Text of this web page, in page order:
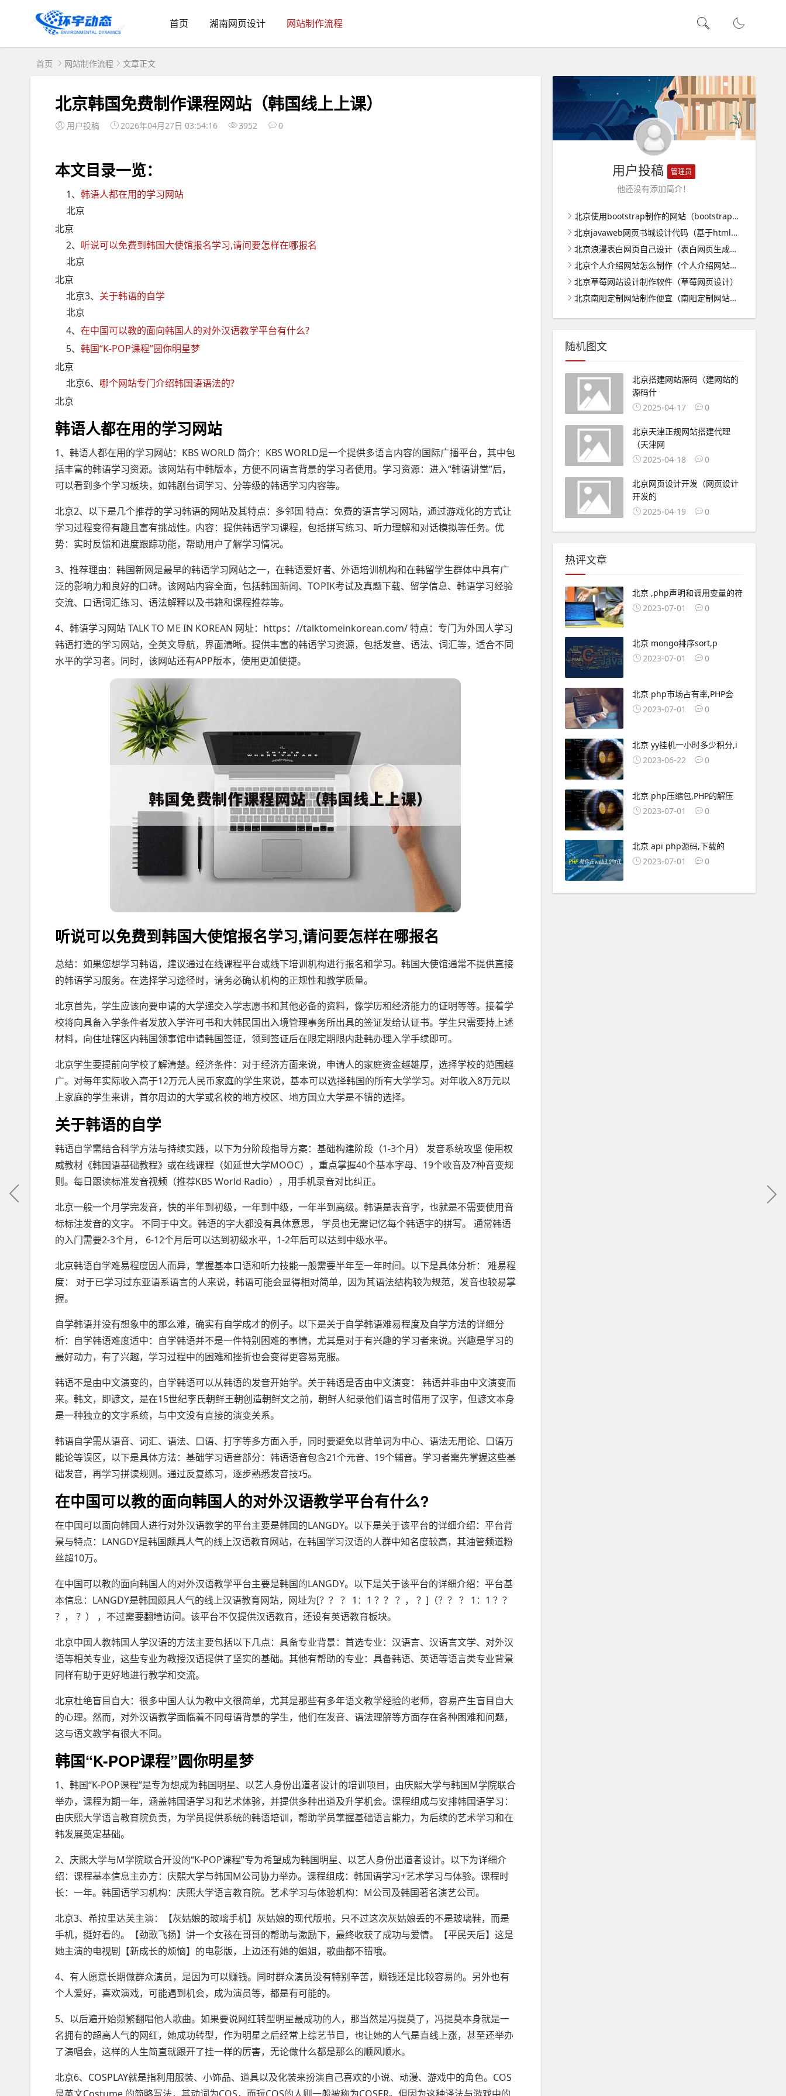
首页 湖南网页设计 网站制作流程
首页 网站制作流程 文章正文
北京韩国免费制作课程网站（韩国线上上课）
用户投稿 2026年04月27日 03:54:16 3952 0
本文目录一览：
1、韩语人都在用的学习网站
北京
北京
2、 听说可以免费到韩国大使馆报名学习,请问要怎样在哪报名
北京
北京
北京3、 关于韩语的自学
北京
4、在中国可以教的面向韩国人的对外汉语教学平台有什么?
5、韩国“K-POP课程”圆你明星梦
北京
北京6、 哪个网站专门介绍韩国语语法的?
北京
韩语人都在用的学习网站
1、韩语人都在用的学习网站：KBS WORLD 简介：KBS WORLD是一个提供多语言内容的国际广播平台，其中包
括丰富的韩语学习资源。该网站有中韩版本，方便不同语言背景的学习者使用。学习资源：进入“韩语讲堂”后，
可以看到多个学习板块，如韩剧台词学习、分等级的韩语学习内容等。
北京2、以下是几个推荐的学习韩语的网站及其特点：多邻国 特点：免费的语言学习网站，通过游戏化的方式让
学习过程变得有趣且富有挑战性。内容：提供韩语学习课程，包括拼写练习、听力理解和对话模拟等任务。优
势：实时反馈和进度跟踪功能，帮助用户了解学习情况。
3、推荐理由：韩国新网是最早的韩语学习网站之一，在韩语爱好者、外语培训机构和在韩留学生群体中具有广
泛的影响力和良好的口碑。该网站内容全面，包括韩国新闻、TOPIK考试及真题下载、留学信息、韩语学习经验
交流、口语词汇练习、语法解释以及书籍和课程推荐等。
4、韩语学习网站 TALK TO ME IN KOREAN 网址：https：//talktomeinkorean.com/ 特点：专门为外国人学习
韩语打造的学习网站，全英文导航，界面清晰。提供丰富的韩语学习资源，包括发音、语法、词汇等，适合不同
水平的学习者。同时，该网站还有APP版本，使用更加便捷。
听说可以免费到韩国大使馆报名学习,请问要怎样在哪报名
总结：如果您想学习韩语，建议通过在线课程平台或线下培训机构进行报名和学习。韩国大使馆通常不提供直接
的韩语学习服务。在选择学习途径时，请务必确认机构的正规性和教学质量。
北京首先，学生应该向要申请的大学递交入学志愿书和其他必备的资料，像学历和经济能力的证明等等。接着学
校将向具备入学条件者发放入学许可书和大韩民国出入境管理事务所出具的签证发给认证书。学生只需要持上述
材料，向住址辖区内韩国领事馆申请韩国签证，领到签证后在限定期限内赴韩办理入学手续即可。
北京学生要提前向学校了解清楚。经济条件：对于经济方面来说，申请人的家庭资金越雄厚，选择学校的范围越
广。对每年实际收入高于12万元人民币家庭的学生来说，基本可以选择韩国的所有大学学习。对年收入8万元以
上家庭的学生来讲，首尔周边的大学或名校的地方校区、地方国立大学是不错的选择。
关于韩语的自学
韩语自学需结合科学方法与持续实践，以下为分阶段指导方案：基础构建阶段（1-3个月） 发音系统攻坚 使用权
威教材《韩国语基础教程》或在线课程（如延世大学MOOC），重点掌握40个基本字母、19个收音及7种音变规
则。每日跟读标准发音视频（推荐KBS World Radio），用手机录音对比纠正。
北京一般一个月学完发音，快的半年到初级，一年到中级，一年半到高级。韩语是表音字，也就是不需要使用音
标标注发音的文字。 不同于中文。韩语的字大都没有具体意思， 学员也无需记忆每个韩语字的拼写。 通常韩语
的入门需要2-3个月， 6-12个月后可以达到初级水平，1-2年后可以达到中级水平。
北京韩语自学难易程度因人而异，掌握基本口语和听力技能一般需要半年至一年时间。以下是具体分析： 难易程
度： 对于已学习过东亚语系语言的人来说，韩语可能会显得相对简单，因为其语法结构较为规范，发音也较易掌
握。
自学韩语并没有想象中的那么难，确实有自学成才的例子。以下是关于自学韩语难易程度及自学方法的详细分
析：自学韩语难度适中：自学韩语并不是一件特别困难的事情，尤其是对于有兴趣的学习者来说。兴趣是学习的
最好动力，有了兴趣，学习过程中的困难和挫折也会变得更容易克服。
韩语不是由中文演变的，自学韩语可以从韩语的发音开始学。关于韩语是否由中文演变： 韩语并非由中文演变而
来。韩文，即谚文，是在15世纪李氏朝鲜王朝创造朝鲜文之前，朝鲜人纪录他们语言时借用了汉字，但谚文本身
是一种独立的文字系统，与中文没有直接的演变关系。
韩语自学需从语音、词汇、语法、口语、打字等多方面入手，同时要避免以背单词为中心、语法无用论、口语万
能论等误区，以下是具体方法：基础学习语音部分：韩语语音包含21个元音、19个辅音。学习者需先掌握这些基
础发音，再学习拼读规则。通过反复练习，逐步熟悉发音技巧。
在中国可以教的面向韩国人的对外汉语教学平台有什么?
在中国可以面向韩国人进行对外汉语教学的平台主要是韩国的LANGDY。以下是关于该平台的详细介绍：平台背
景与特点：LANGDY是韩国颇具人气的线上汉语教育网站，在韩国学习汉语的人群中知名度较高，其油管频道粉
丝超10万。
在中国可以教的面向韩国人的对外汉语教学平台主要是韩国的LANGDY。以下是关于该平台的详细介绍：平台基
本信息：LANGDY是韩国颇具人气的线上汉语教育网站，网址为[？？ ？ 1：1 ？？ ？， ？]（？？ ？ 1：1 ？？
？， ？） ，不过需要翻墙访问。该平台不仅提供汉语教育，还设有英语教育板块。
北京中国人教韩国人学汉语的方法主要包括以下几点：具备专业背景：首选专业：汉语言、汉语言文学、对外汉
语等相关专业，这些专业为教授汉语提供了坚实的基础。其他有帮助的专业：具备韩语、英语等语言类专业背景
同样有助于更好地进行教学和交流。
北京杜绝盲目自大：很多中国人认为教中文很简单，尤其是那些有多年语文教学经验的老师，容易产生盲目自大
的心理。然而，对外汉语教学面临着不同母语背景的学生，他们在发音、语法理解等方面存在各种困难和问题，
这与语文教学有很大不同。
韩国“K-POP课程”圆你明星梦
1、韩国“K-POP课程”是专为想成为韩国明星、以艺人身份出道者设计的培训项目，由庆熙大学与韩国M学院联合
举办，课程为期一年，涵盖韩国语学习和艺术体验，并提供多种出道及升学机会。课程组成与安排韩国语学习：
由庆熙大学语言教育院负责，为学员提供系统的韩语培训，帮助学员掌握基础语言能力，为后续的艺术学习和在
韩发展奠定基础。
2、庆熙大学与M学院联合开设的“K-POP课程”专为希望成为韩国明星、以艺人身份出道者设计。以下为详细介
绍：课程基本信息主办方：庆熙大学与韩国M公司协力举办。课程组成：韩国语学习+艺术学习与体验。课程时
长：一年。韩国语学习机构：庆熙大学语言教育院。艺术学习与体验机构：M公司及韩国著名演艺公司。
北京3、希拉里达芙主演：【灰姑娘的玻璃手机】灰姑娘的现代版啦，只不过这次灰姑娘丢的不是玻璃鞋，而是
手机，挺好看的。【劲歌飞扬】讲一个女孩在哥哥的帮助与激励下，最终收获了成功与爱情。【平民天后】这是
她主演的电视剧【新成长的烦恼】的电影版，上边还有她的姐姐，歌曲都不错哦。
4、有人愿意长期做群众演员，是因为可以赚钱。同时群众演员没有特别辛苦，赚钱还是比较容易的。另外也有
个人爱好，喜欢演戏，可能遇到机会，成为演员等，都是有可能的。
5、以后遍开始频繁翻唱他人歌曲。如果要说网红转型明星最成功的人，那当然是冯提莫了，冯提莫本身就是一
名拥有的超高人气的网红，她成功转型，作为明星之后经常上综艺节目，也让她的人气是直线上涨，甚至还举办
了演唱会，这样的人生简直就跟开了挂一样的厉害，无论做什么都是那么的顺风顺水。
北京6、COSPLAY就是指利用服装、小饰品、道具以及化装来扮演自己喜欢的小说、动漫、游戏中的角色。COS
用户投稿 管理员
他还没有添加简介！
北京使用bootstrap制作的网站（bootstrap网页制作成品）
北京javaweb网页书城设计代码（基于html的网上书店代码）
北京浪漫表白网页自己设计（表白网页生成器）
北京个人介绍网站怎么制作（个人介绍网站怎么做）
北京草莓网站设计制作软件（草莓网页设计）
北京南阳定制网站制作便宜（南阳定制网站商城建设便宜）
随机图文
北京搭建网站源码（建网站的
源码什
2025-04-17
0
北京天津正规网站搭建代理
（天津网
2025-04-18
0
北京网页设计开发（网页设计
开发的
2025-04-19
0
热评文章
北京 ,php声明和调用变量的符
2023-07-01
0
北京 mongo排序sort,p
2023-07-01
0
北京 php市场占有率,PHP会
2023-07-01
0
北京 yy挂机一小时多少积分,i
2023-06-22
0
北京 php压缩包,PHP的解压
2023-07-01
0
北京 api php源码,下载的
2023-07-01
0